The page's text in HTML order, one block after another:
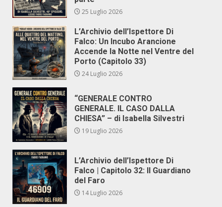
25 Luglio 2026
L’Archivio dell’Ispettore Di
Falco: Un Incubo Arancione
Accende la Notte nel Ventre del
Porto (Capitolo 33)
24 Luglio 2026
“GENERALE CONTRO
GENERALE. IL CASO DALLA
CHIESA” – di Isabella Silvestri
19 Luglio 2026
L’Archivio dell’Ispettore Di
Falco | Capitolo 32: Il Guardiano
del Faro
14 Luglio 2026